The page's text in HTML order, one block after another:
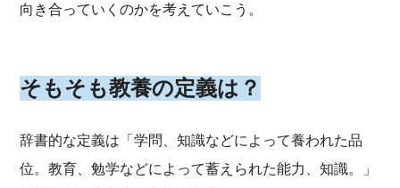
向き合っていくのかを考えていこう。
そもそも教養の定義は？
辞書的な定義は「学問、知識などによって養われた品
位。教育、勉学などによって蓄えられた能力、知識。」